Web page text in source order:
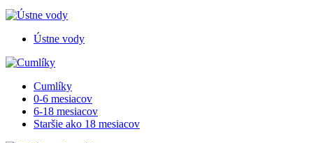
Ústne vody
Cumlíky
0-6 mesiacov
6-18 mesiacov
Staršie ako 18 mesiacov